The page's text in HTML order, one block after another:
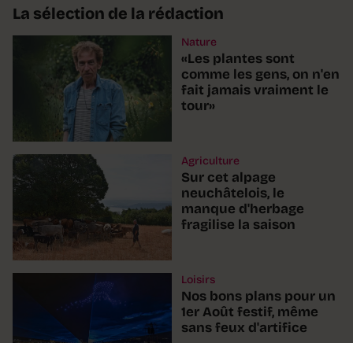
La sélection de la rédaction
Nature
«Les plantes sont
comme les gens, on n'en
fait jamais vraiment le
tour»
Agriculture
Sur cet alpage
neuchâtelois, le
manque d'herbage
fragilise la saison
Loisirs
Nos bons plans pour un
1er Août festif, même
sans feux d'artifice